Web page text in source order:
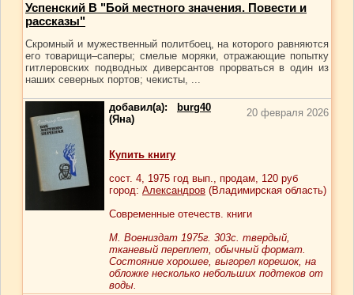
Успенский В "Бой местного значения. Повести и
рассказы"
Скромный и мужественный политбоец, на которого равняются
его товарищи–саперы; смелые моряки, отражающие попытку
гитлеровских подводных диверсантов прорваться в один из
наших северных портов; чекисты, ...
добавил(а):
burg40
(Яна)
20 февраля 2026
Купить книгу
сост. 4, 1975 год вып., продам, 120 руб
город: Александров (Владимирская область)
Современные отечеств. книги
М. Воениздат 1975г. 303с. твердый,
тканевый переплет, обычный формат.
Состояние хорошее, выгорел корешок, на
обложке несколько небольших подтеков от
воды.